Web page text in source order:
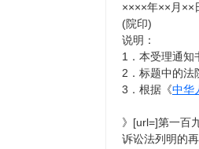
××××年××月××
(院印)
说明：
1．本受理通知
2．标题中的法
3．根据《中华
》[url=]第一百
诉讼法列明的